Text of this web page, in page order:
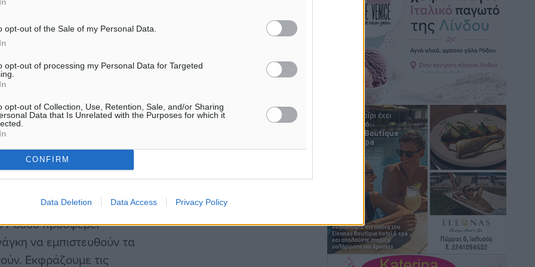
opt-out of the Sale of my Personal Data.
opt-out of processing my Personal Data for Targeted
opt-out of Collection, Use, Retention, Sale, and/or Sharing
Data that Is Unrelated with the Purposes for which it
CONFIRM
Data Deletion Data Access Privacy Policy
τα πιο όμορφα και
δώσουμε απλόχερα την
που έκανε
τους
τόσο υπέροχα
με υγεία και
του δήμου Ρόδου
εκφράζοντας τις
Ρόδου προσφέρει
να εμπιστευθούν τα
Εκφράζουμε τις
τις εκλογές του 2027
• πριν 1 ώρα
Γ. Χατζημάρκος από το Μέγαρο
Μαξίμου: “Ο τουρισμός μπορεί να γίνει
ο μεγαλύτερος πελάτης της ελληνικής
Τοπικές Ειδήσεις• πριν 1 ώρα
Έρευνα ΕΟΤ: Οι Ευρωπαίοι ταξιδιώτες
«ψηφίζουν» Ελλάδα
• πριν 2 ώρες
Άκυρες οι εγκύκλιοι που δεν
αναρτώνται, υποχρεωτική η
δημοσίευσή τους από την 1η
Οκτωβρίου
Ειδήσεις • πριν 2 ώρες